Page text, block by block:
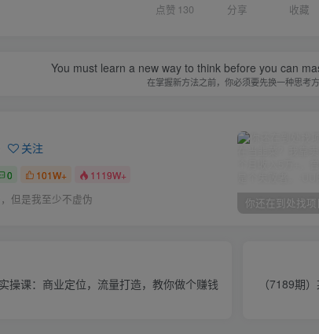
点赞 130 分享 收藏
You must learn a new way to think before you can
在掌握新方法之前，你必须要先换一种思考
关注
0 101W+ 1119W+
但是我至少不虚伪
操课：商业定位，流量打造，教你做个赚钱
（7189期